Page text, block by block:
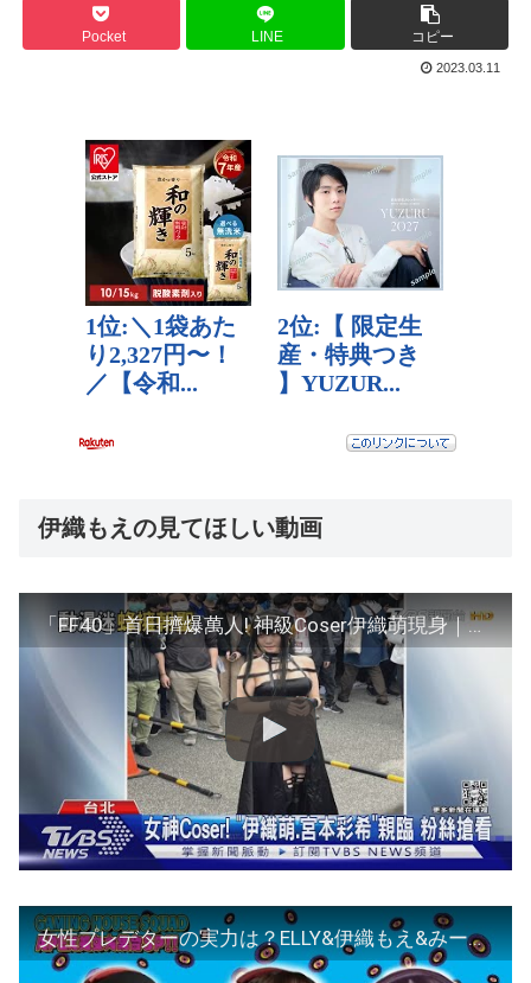
Pocket LINE コピー
2023.03.11
伊織もえの見てほしい動画
「FF40」首日擠爆萬人! 神級Coser伊織萌現身｜TVBS新聞 @TVBSNEWS01
女性プレデターの実力は？ELLY&伊織もえ&みー。チャンピオンを目指す！【APEX】